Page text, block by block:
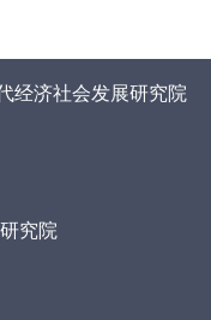
经济社会发展研究院
究院